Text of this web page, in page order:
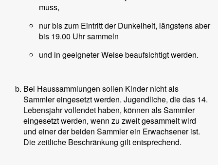
muss,
nur bis zum Eintritt der Dunkelheit, längstens aber
bis 19.00 Uhr sammeln
und in geeigneter Weise beaufsichtigt werden.
Bei Haussammlungen sollen Kinder nicht als
Sammler eingesetzt werden. Jugendliche, die das 14.
Lebensjahr vollendet haben, können als Sammler
eingesetzt werden, wenn zu zweit gesammelt wird
und einer der beiden Sammler ein Erwachsener ist.
Die zeitliche Beschränkung gilt entsprechend.